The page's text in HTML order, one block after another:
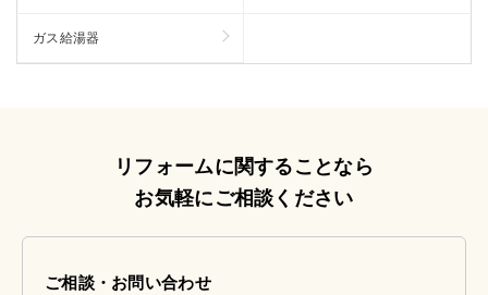
ガス給湯器
リフォームに関することなら
お気軽にご相談ください
ご相談・お問い合わせ